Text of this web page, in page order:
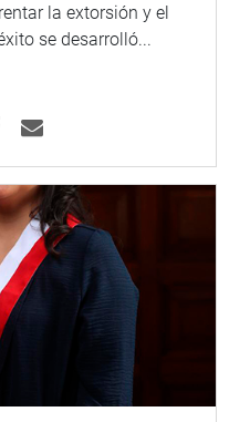
la extorsión y el
se desarrolló...